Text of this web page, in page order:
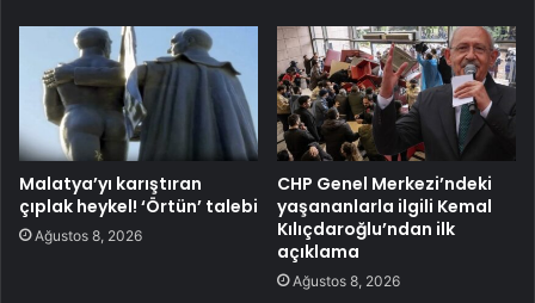
Malatya’yı karıştıran
çıplak heykel! ‘Örtün’ talebi
Ağustos 8, 2026
CHP Genel Merkezi’ndeki
yaşananlarla ilgili Kemal
Kılıçdaroğlu’ndan ilk
açıklama
Ağustos 8, 2026